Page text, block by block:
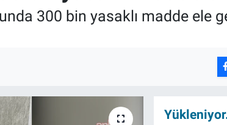
300 bin yasaklı madde ele